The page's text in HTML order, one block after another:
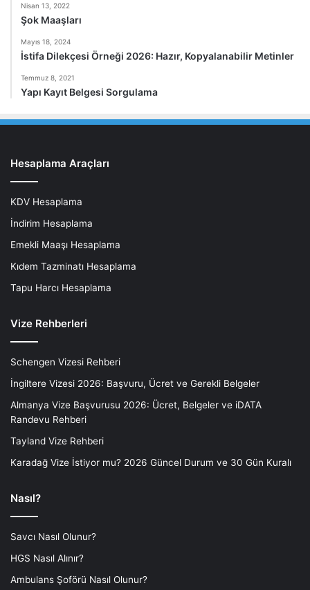
Nisan 13, 2022
Şok Maaşları
Mayıs 18, 2024
İstifa Dilekçesi Örneği 2026: Hazır, Kopyalanabilir Metinler
Temmuz 8, 2021
Yapı Kayıt Belgesi Sorgulama
Hesaplama Araçları
KDV Hesaplama
İndirim Hesaplama
Emekli Maaşı Hesaplama
Kıdem Tazminatı Hesaplama
Tapu Harcı Hesaplama
Vize Rehberleri
Schengen Vizesi Rehberi
İngiltere Vizesi 2026: Başvuru, Ücret ve Gerekli Belgeler
Almanya Vize Başvurusu 2026: Ücret, Belgeler ve iDATA
Randevu Rehberi
Tayland Vize Rehberi
Karadağ Vize İstiyor mu? 2026 Güncel Durum ve 30 Gün Kuralı
Nasıl?
Savcı Nasıl Olunur?
HGS Nasıl Alınır?
Ambulans Şoförü Nasıl Olunur?